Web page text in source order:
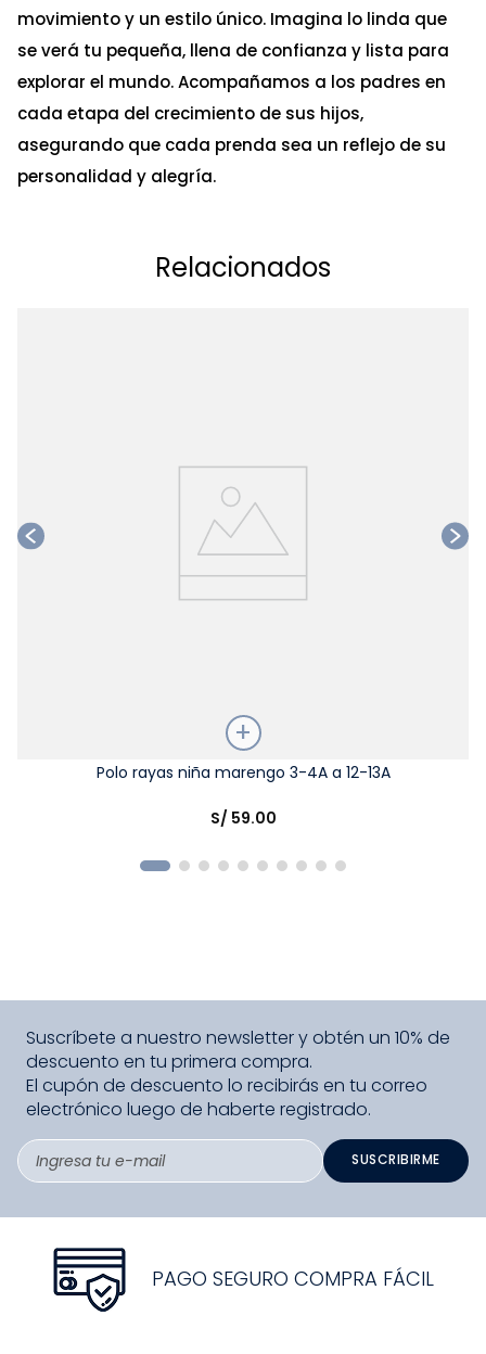
movimiento y un estilo único. Imagina lo linda que
se verá tu pequeña, llena de confianza y lista para
explorar el mundo. Acompañamos a los padres en
cada etapa del crecimiento de sus hijos,
asegurando que cada prenda sea un reflejo de su
personalidad y alegría.
Relacionados
Polo rayas niña marengo 3-4A a 12-13A
S/ 59.00
Suscríbete a nuestro newsletter y obtén un 10% de
descuento en tu primera compra.
El cupón de descuento lo recibirás en tu correo
electrónico luego de haberte registrado.
SUSCRIBIRME
PAGO SEGURO COMPRA FÁCIL